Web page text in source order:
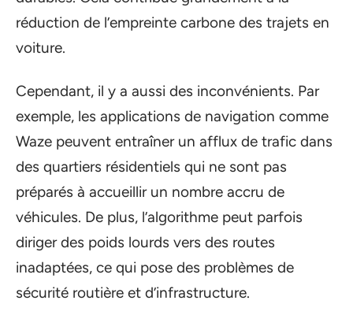
réduction de l’empreinte carbone des trajets en
voiture.
Cependant, il y a aussi des inconvénients. Par
exemple, les applications de navigation comme
Waze peuvent entraîner un afflux de trafic dans
des quartiers résidentiels qui ne sont pas
préparés à accueillir un nombre accru de
véhicules. De plus, l’algorithme peut parfois
diriger des poids lourds vers des routes
inadaptées, ce qui pose des problèmes de
sécurité routière et d’infrastructure.